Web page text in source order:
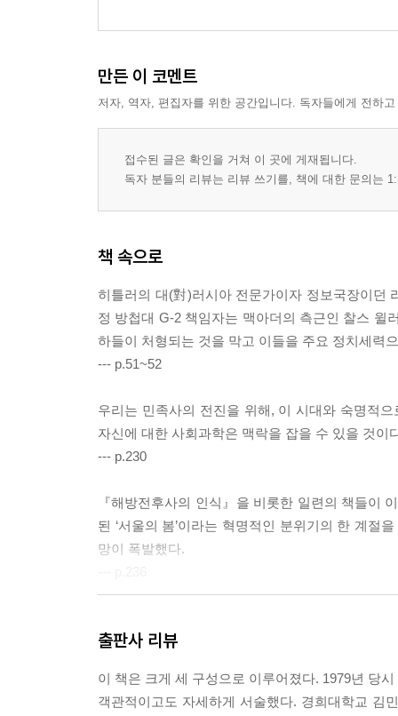
만든 이 코멘트
저자, 역자, 편집자를 위한 공간입니다. 독자들에게 전하
접수된 글은 확인을 거쳐 이 곳에 게재됩니다.
독자 분들의 리뷰는 리뷰 쓰기를, 책에 대한 문의는
책 속으로
히틀러의 대(對)러시아 전문가이자 정보국장이던
정 방첩대 G-2 책임자는 맥아더의 측근인 찰스 윌
하들이 처형되는 것을 막고 이들을 주요 정치세력
--- p.51~52
우리는 민족사의 전진을 위해, 이 시대와 숙명적
자신에 대한 사회과학은 맥락을 잡을 수 있을 것이
--- p.230
『해방전후사의 인식』을 비롯한 일련의 책들이
된 ‘서울의 봄’이라는 혁명적인 분위기의 한 계절
망이 폭발했다.
우리의 역사학과 사회과학계가 이룩해낸 일대 쾌
--- p.248
출판사 리뷰
이 책은 크게 세 구성으로 이루어졌다. 1979년 당
객관적이고도 자세하게 서술했다. 경희대학교 김